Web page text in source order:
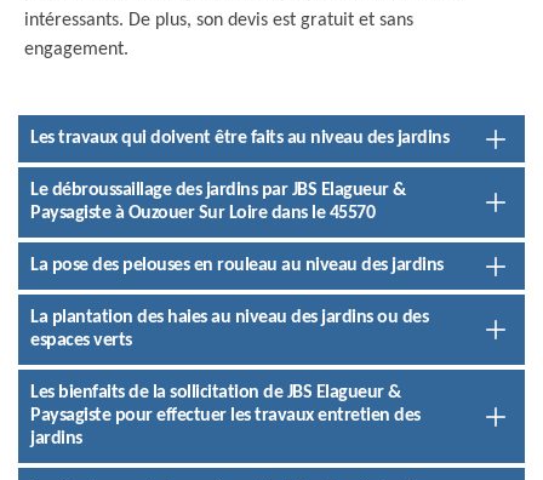
intéressants. De plus, son devis est gratuit et sans
engagement.
Les travaux qui doivent être faits au niveau des jardins
Le débroussaillage des jardins par JBS Elagueur &
Paysagiste à Ouzouer Sur Loire dans le 45570
La pose des pelouses en rouleau au niveau des jardins
La plantation des haies au niveau des jardins ou des
espaces verts
Les bienfaits de la sollicitation de JBS Elagueur &
Paysagiste pour effectuer les travaux entretien des
jardins